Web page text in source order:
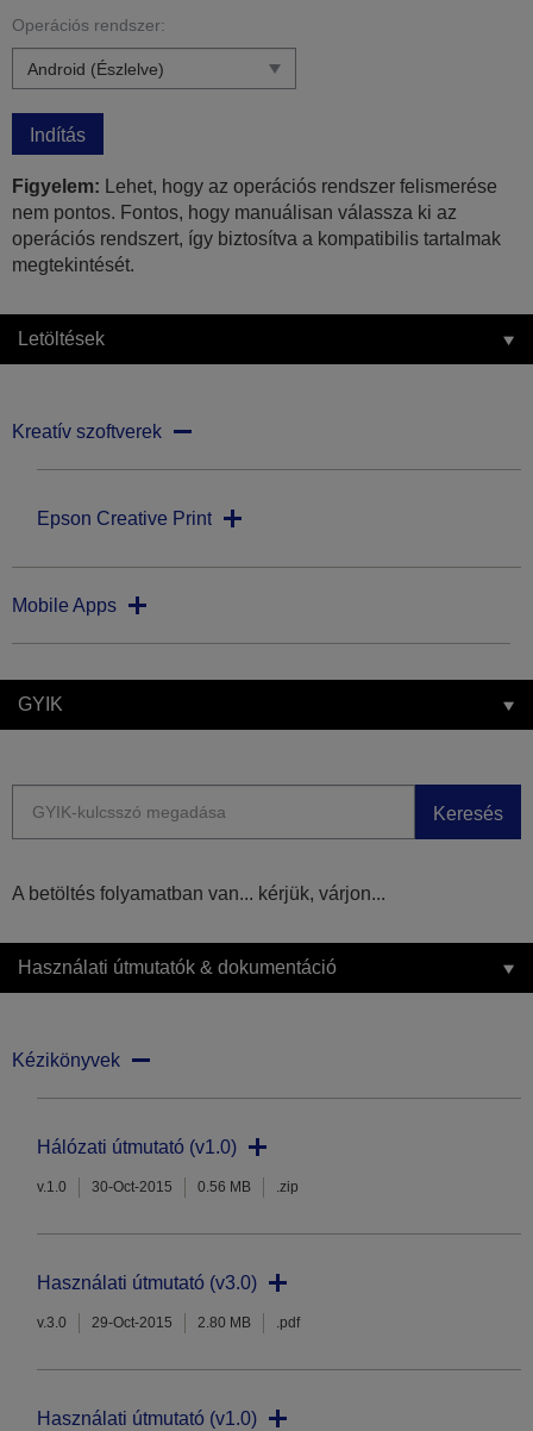
Operációs rendszer:
Indítás
Figyelem: Lehet, hogy az operációs rendszer felismerése
nem pontos. Fontos, hogy manuálisan válassza ki az
operációs rendszert, így biztosítva a kompatibilis tartalmak
megtekintését.
Letöltések
Kreatív szoftverek
Epson Creative Print
Mobile Apps
GYIK
Keresés
A betöltés folyamatban van... kérjük, várjon...
Használati útmutatók & dokumentáció
Kézikönyvek
Hálózati útmutató (v1.0)
v.1.0 30-Oct-2015 0.56 MB .zip
Használati útmutató (v3.0)
v.3.0 29-Oct-2015 2.80 MB .pdf
Használati útmutató (v1.0)